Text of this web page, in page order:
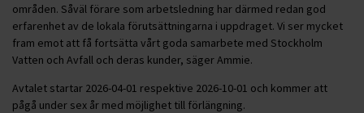
områden. Såväl förare som arbetsledning har därmed redan god
erfarenhet av de lokala förutsättningarna i uppdraget. Vi ser mycket
fram emot att få fortsätta vårt goda samarbete med Stockholm
Vatten och Avfall och deras kunder, säger Ammie.
Avtalet startar 2026-04-01 respektive 2026-10-01 och kommer att
pågå under sex år med möjlighet till förlängning.